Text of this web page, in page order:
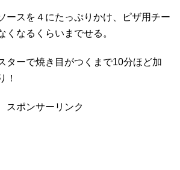
ースを４にたっぷりかけ、ピザ用チー
くなるくらいまでせる。
ターで焼き目がつくまで10分ほど加
！
スポンサーリンク